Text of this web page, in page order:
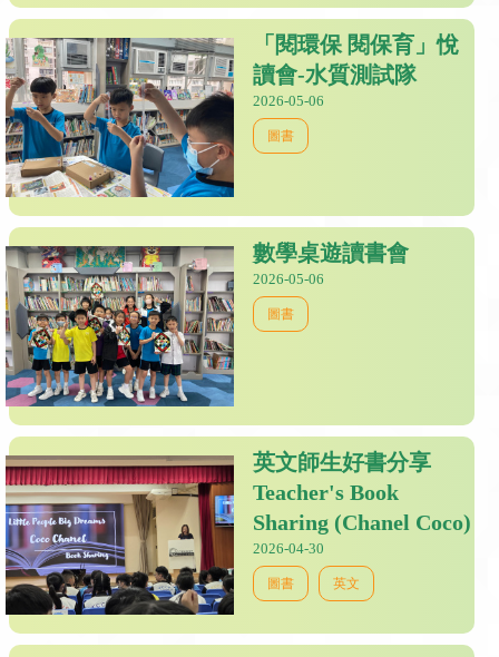
「閱環保 閱保育」悅
讀會-水質測試隊
2026-05-06
圖書
數學桌遊讀書會
2026-05-06
圖書
英文師生好書分享
Teacher's Book
Sharing (Chanel Coco)
2026-04-30
圖書 英文